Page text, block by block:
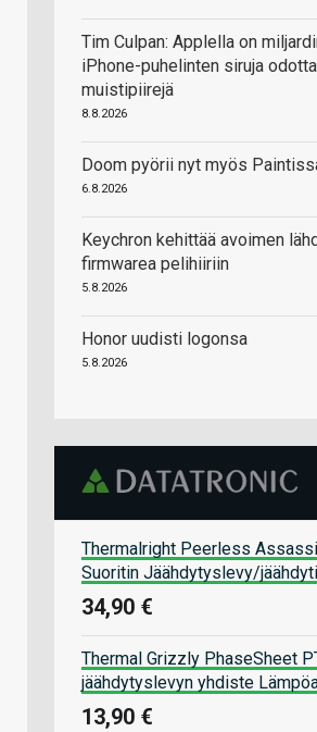
Tim Culpan: Applella on
iPhone-puhelinten siruja
muistipiirejä
8.8.2026
Doom pyörii nyt myös
6.8.2026
Keychron kehittää avoimen
firmwarea pelihiiriin
5.8.2026
Honor uudisti logonsa
5.8.2026
Thermalright Peerless
Suoritin Jäähdytyslevy/
34,90 €
Thermal Grizzly PhaseSheet
jäähdytyslevyn yhdiste
13,90 €